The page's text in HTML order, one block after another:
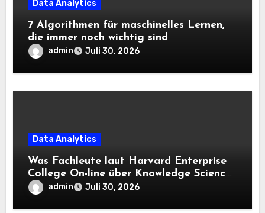
Data Analytics
7 Algorithmen für maschinelles Lernen,
die immer noch wichtig sind
admin Juli 30, 2026
Data Analytics
Was Fachleute laut Harvard Enterprise
College On-line über Knowledge Science
und KI wissen sollten
admin Juli 30, 2026